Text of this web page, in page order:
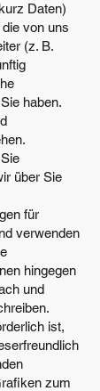
Daten)
von uns
(z. B.
haben.
über Sie
für
verwenden
hingegen
und
ist,
zum